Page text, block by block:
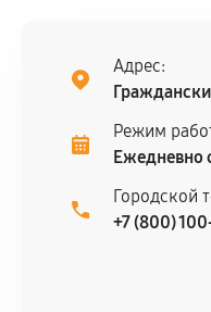
центром.
При этом гарантия
продавца. За
сервисный центр
Адрес:
Режим
Ежедневно
Городской
+7 (800)